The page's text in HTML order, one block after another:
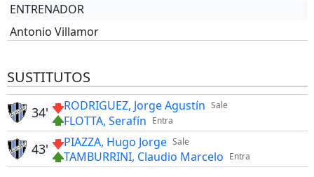
ENTRENADOR
Antonio Villamor
SUSTITUTOS
Sale
RODRIGUEZ, Jorge Agustín
Entra
FLOTTA, Serafín
34'
Sale
PIAZZA, Hugo Jorge
Entra
TAMBURRINI, Claudio Marcelo
43'